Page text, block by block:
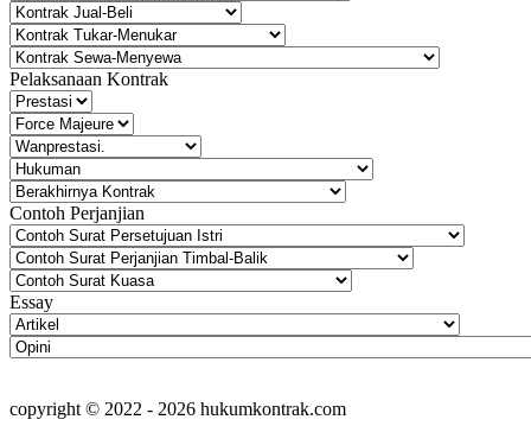
Pelaksanaan Kontrak
Contoh Perjanjian
Essay
copyright © 2022 - 2026 hukumkontrak.com